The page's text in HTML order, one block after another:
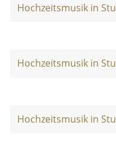
Hochzeitsmusik in
Hochzeitsmusik in
Hochzeitsmusik in